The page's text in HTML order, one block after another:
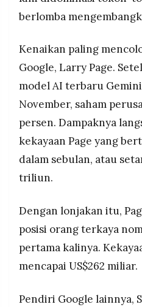
PRAMUDITA
©
Resolusi.co
2026
RESOLUSI
MEDIA
PRAMUDITA
berlomba
Kenaikan paling
Google, Larry Page.
model AI terbaru
November, saham
persen. Dampaknya
kekayaan Page yang
dalam sebulan, atau
triliun.
Dengan lonjakan itu,
posisi orang terkaya
pertama kalinya.
mencapai US$262 miliar.
Pendiri Google lainnya,